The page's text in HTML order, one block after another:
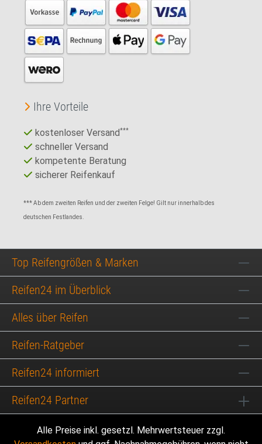
Ihre Vorteile
kostenloser Versand***
schneller Versand
kompetente Beratung
sicherer Reifenkauf
*** Ab dem zweiten Reifen und der zweiten Felge! Gilt nur innerhalb des
deutschen Festlandes.
Top Reifengrößen & Marken
Reifen24 im Überblick
Alles über Reifen
Reifen-Ratgeber
Reifen24 informiert
Reifen24 Partner
Alle Preise inkl. gesetzl. Mehrwertsteuer zzgl.